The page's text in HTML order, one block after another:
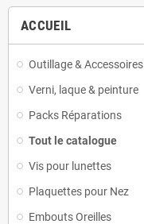
ACCUEIL
Outillage & Accessoires
Verni, laque & peinture
Packs Réparations
Tout le catalogue
Vis pour lunettes
Plaquettes pour Nez
Embouts Oreilles